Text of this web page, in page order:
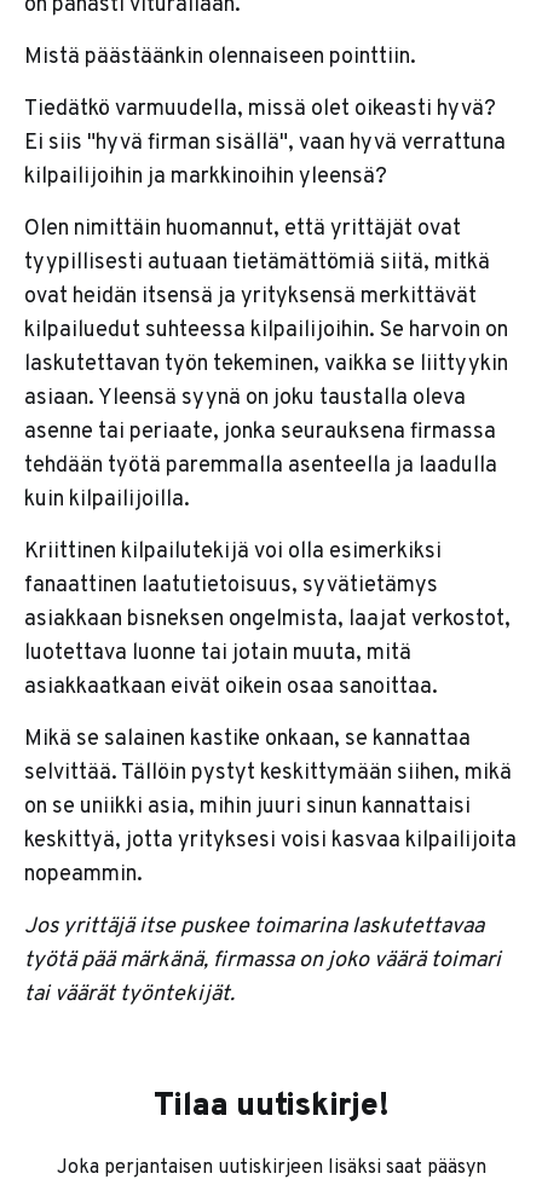
Mistä päästäänkin olennaiseen pointtiin.
Tiedätkö varmuudella, missä olet oikeasti hyvä?
Ei siis "hyvä firman sisällä", vaan hyvä verrattuna
kilpailijoihin ja markkinoihin yleensä?
Olen nimittäin huomannut, että yrittäjät ovat
tyypillisesti autuaan tietämättömiä siitä, mitkä
ovat heidän itsensä ja yrityksensä merkittävät
kilpailuedut suhteessa kilpailijoihin. Se harvoin on
laskutettavan työn tekeminen, vaikka se liittyykin
asiaan. Yleensä syynä on joku taustalla oleva
asenne tai periaate, jonka seurauksena firmassa
tehdään työtä paremmalla asenteella ja laadulla
kuin kilpailijoilla.
Kriittinen kilpailutekijä voi olla esimerkiksi
fanaattinen laatutietoisuus, syvätietämys
asiakkaan bisneksen ongelmista, laajat verkostot,
luotettava luonne tai jotain muuta, mitä
asiakkaatkaan eivät oikein osaa sanoittaa.
Mikä se salainen kastike onkaan, se kannattaa
selvittää. Tällöin pystyt keskittymään siihen, mikä
on se uniikki asia, mihin juuri sinun kannattaisi
keskittyä, jotta yrityksesi voisi kasvaa kilpailijoita
nopeammin.
Jos yrittäjä itse puskee toimarina laskutettavaa
työtä pää märkänä, firmassa on joko väärä toimari
tai väärät työntekijät.
Tilaa uutiskirje!
Joka perjantaisen uutiskirjeen lisäksi saat pääsyn